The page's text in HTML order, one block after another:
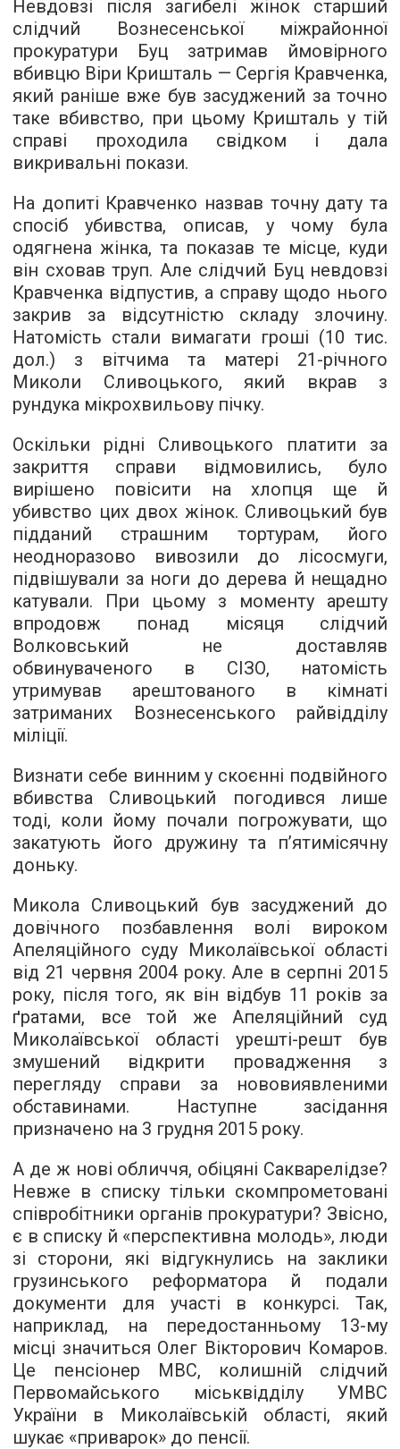
Невдовзі після загибелі жінок старший
слідчий Вознесенської міжрайонної
прокуратури Буц затримав ймовірного
вбивцю Віри Кришталь — Сергія Кравченка,
який раніше вже був засуджений за точно
таке вбивство, при цьому Кришталь у тій
справі проходила свідком і дала
викривальні покази.
На допиті Кравченко назвав точну дату та
спосіб убивства, описав, у чому була
одягнена жінка, та показав те місце, куди
він сховав труп. Але слідчий Буц невдовзі
Кравченка відпустив, а справу щодо нього
закрив за відсутністю складу злочину.
Натомість стали вимагати гроші (10 тис.
дол.) з вітчима та матері 21-річного
Миколи Сливоцького, який вкрав з
рундука мікрохвильову пічку.
Оскільки рідні Сливоцького платити за
закриття справи відмовились, було
вирішено повісити на хлопця ще й
убивство цих двох жінок. Сливоцький був
підданий страшним тортурам, його
неодноразово вивозили до лісосмуги,
підвішували за ноги до дерева й нещадно
катували. При цьому з моменту арешту
впродовж понад місяця слідчий
Волковський не доставляв
обвинуваченого в СІЗО, натомість
утримував арештованого в кімнаті
затриманих Вознесенського райвідділу
міліції.
Визнати себе винним у скоєнні подвійного
вбивства Сливоцький погодився лише
тоді, коли йому почали погрожувати, що
закатують його дружину та п’ятимісячну
доньку.
Микола Сливоцький був засуджений до
довічного позбавлення волі вироком
Апеляційного суду Миколаївської області
від 21 червня 2004 року. Але в серпні 2015
року, після того, як він відбув 11 років за
ґратами, все той же Апеляційний суд
Миколаївської області урешті-решт був
змушений відкрити провадження з
перегляду справи за нововиявленими
обставинами. Наступне засідання
призначено на 3 грудня 2015 року.
А де ж нові обличчя, обіцяні Сакварелідзе?
Невже в списку тільки скомпрометовані
співробітники органів прокуратури? Звісно,
є в списку й «перспективна молодь», люди
зі сторони, які відгукнулись на заклики
грузинського реформатора й подали
документи для участі в конкурсі. Так,
наприклад, на передостанньому 13-му
місці значиться Олег Вікторович Комаров.
Це пенсіонер МВС, колишній слідчий
Первомайського міськвідділу УМВС
України в Миколаївській області, який
шукає «приварок» до пенсії.